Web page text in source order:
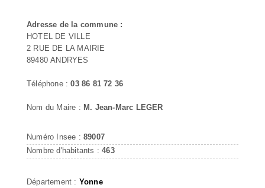
Adresse de la commune :
HOTEL DE VILLE
2 RUE DE LA MAIRIE
89480 ANDRYES
Téléphone :03 86 81 72 36
Nom du Maire : M. Jean-Marc LEGER
Numéro Insee : 89007
Nombre d'habitants :463
Département : Yonne